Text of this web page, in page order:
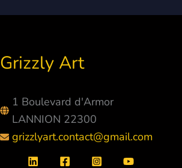
Grizzly Art
1 Boulevard d'Armor
LANNION 22300
grizzlyart.contact@gmail.com